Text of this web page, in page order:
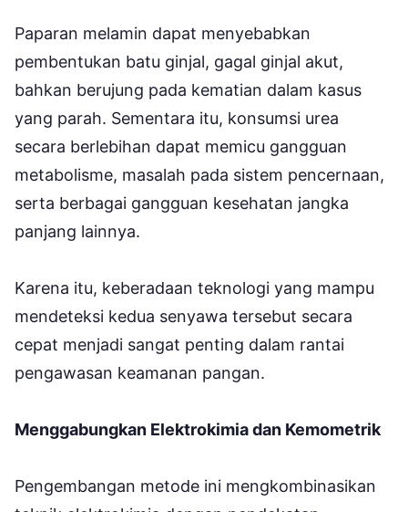
Paparan melamin dapat menyebabkan
pembentukan batu ginjal, gagal ginjal akut,
bahkan berujung pada kematian dalam kasus
yang parah. Sementara itu, konsumsi urea
secara berlebihan dapat memicu gangguan
metabolisme, masalah pada sistem pencernaan,
serta berbagai gangguan kesehatan jangka
panjang lainnya.
Karena itu, keberadaan teknologi yang mampu
mendeteksi kedua senyawa tersebut secara
cepat menjadi sangat penting dalam rantai
pengawasan keamanan pangan.
Menggabungkan Elektrokimia dan Kemometrik
Pengembangan metode ini mengkombinasikan